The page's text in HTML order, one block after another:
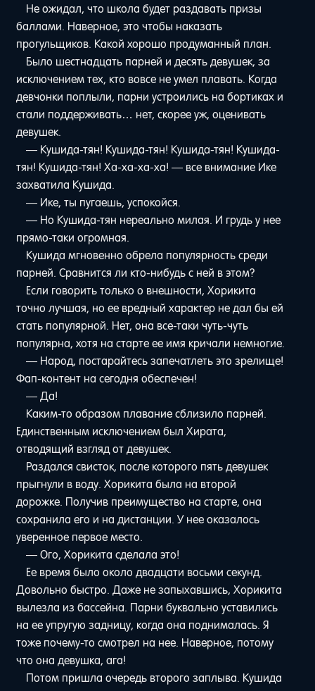
Не ожидал, что школа будет раздавать призы
баллами. Наверное, это чтобы наказать
прогульщиков. Какой хорошо продуманный план.
Было шестнадцать парней и десять девушек, за
исключением тех, кто вовсе не умел плавать. Когда
девчонки поплыли, парни устроились на бортиках и
стали поддерживать… нет, скорее уж, оценивать
девушек.
— Кушида-тян! Кушида-тян! Кушида-тян! Кушида-
тян! Кушида-тян! Ха-ха-ха-ха! — все внимание Ике
захватила Кушида.
— Ике, ты пугаешь, успокойся.
— Но Кушида-тян нереально милая. И грудь у нее
прямо-таки огромная.
Кушида мгновенно обрела популярность среди
парней. Сравнится ли кто-нибудь с ней в этом?
Если говорить только о внешности, Хорикита
точно лучшая, но ее вредный характер не дал бы ей
стать популярной. Нет, она все-таки чуть-чуть
популярна, хотя на старте ее имя кричали немногие.
— Народ, постарайтесь запечатлеть это зрелище!
Фап-контент на сегодня обеспечен!
— Да!
Каким-то образом плавание сблизило парней.
Единственным исключением был Хирата,
отводящий взгляд от девушек.
Раздался свисток, после которого пять девушек
прыгнули в воду. Хорикита была на второй
дорожке. Получив преимущество на старте, она
сохранила его и на дистанции. У нее оказалось
уверенное первое место.
— Ого, Хорикита сделала это!
Ее время было около двадцати восьми секунд.
Довольно быстро. Даже не запыхавшись, Хорикита
вылезла из бассейна. Парни буквально уставились
на ее упругую задницу, когда она поднималась. Я
тоже почему-то смотрел на нее. Наверное, потому
что она девушка, ага!
Потом пришла очередь второго заплыва. Кушида